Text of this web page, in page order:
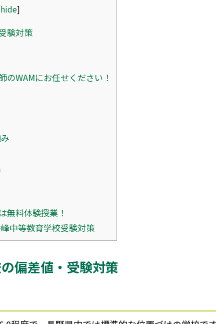
hide]
験対策
WAMにお任せください！
無料体験授業！
中等教育学校受験対策
偏差値・受験対策